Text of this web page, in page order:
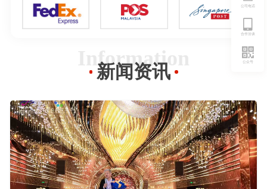
公司电话
合作洽谈
公众号
新闻资讯
Information